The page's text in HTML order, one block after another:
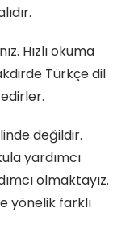
Hızlı okuma
Türkçe dil
değildir.
yardımcı
olmaktayız.
yönelik farklı